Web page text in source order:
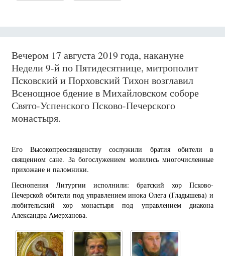
Вечером 17 августа 2019 года, накануне
Недели 9-й по Пятидесятнице, митрополит
Псковский и Порховский Тихон возглавил
Всенощное бдение в Михайловском соборе
Свято-Успенского Псково-Печерского
монастыря.
Его Высокопреосвященству сослужили братия обители в
священном сане. За богослужением молились многочисленные
прихожане и паломники.
Песнопения Литургии исполнили: братский хор Псково-
Печерской обители под управлением инока Олега (Гладышева) и
любительский хор монастыря под управлением диакона
Александра Амерханова.